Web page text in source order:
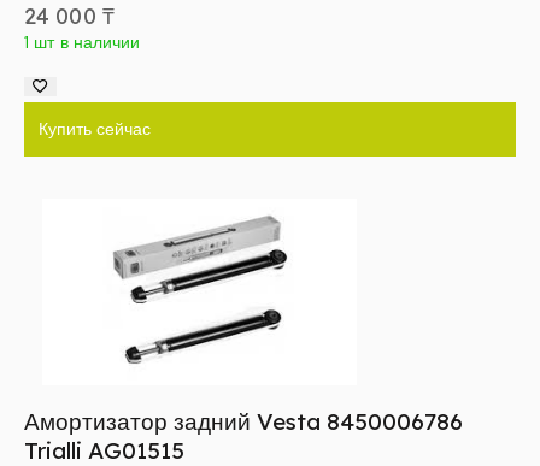
24 000 ₸
1 шт в наличии
Купить сейчас
Амортизатор задний Vesta 8450006786
Trialli AG01515